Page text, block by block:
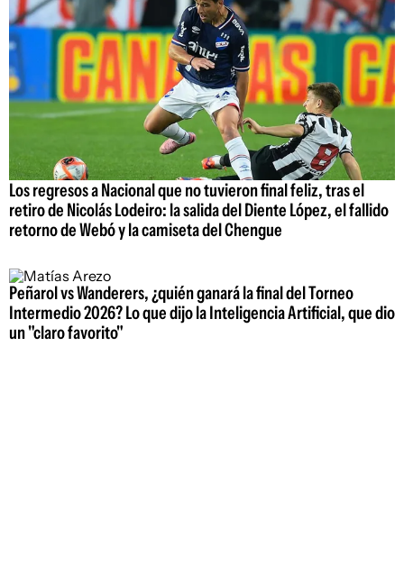
Los regresos a Nacional que no tuvieron final feliz, tras el
retiro de Nicolás Lodeiro: la salida del Diente López, el fallido
retorno de Webó y la camiseta del Chengue
Peñarol vs Wanderers, ¿quién ganará la final del Torneo
Intermedio 2026? Lo que dijo la Inteligencia Artificial, que dio
un "claro favorito"